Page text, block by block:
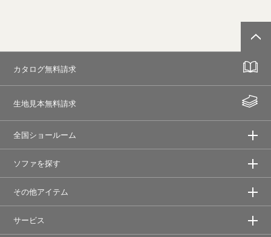
カタログ無料請求
生地見本無料請求
全国ショールーム
ソファを探す
その他アイテム
サービス